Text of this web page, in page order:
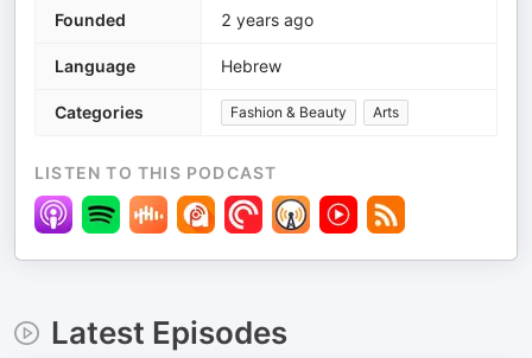
Founded 2 years ago
Language Hebrew
Categories Fashion & Beauty Arts
LISTEN TO THIS PODCAST
Latest Episodes